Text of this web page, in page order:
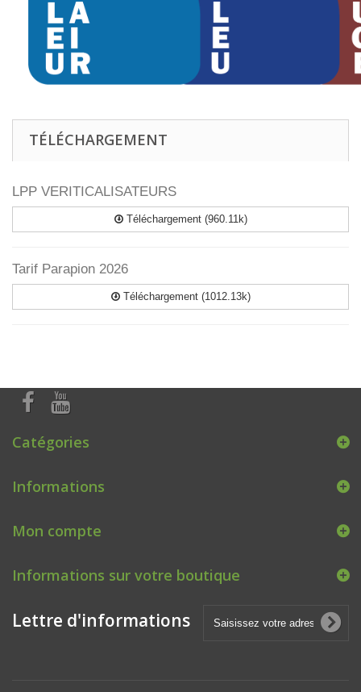
TÉLÉCHARGEMENT
LPP VERITICALISATEURS
Téléchargement (960.11k)
Tarif Parapion 2026
Téléchargement (1012.13k)
Catégories
Informations
Mon compte
Informations sur votre boutique
Lettre d'informations